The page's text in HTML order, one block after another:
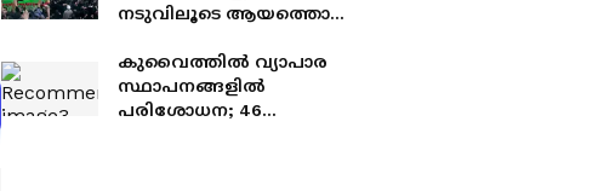
നടുവിലൂടെ ആയത്തൊള്ള
ഭൗതികശരീരം എത്തിച്ചു;
വിലാപ ചടങ്ങുകൾക്ക്
തുടക്കം
കുവൈത്തിൽ വ്യാപാര
സ്ഥാപനങ്ങളിൽ
പരിശോധന; 46